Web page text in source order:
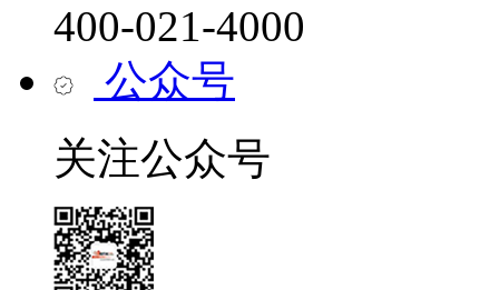
400-021-4000
公众号
关注公众号